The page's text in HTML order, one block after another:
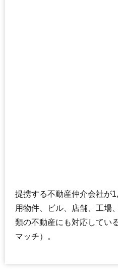
提携する不動産仲介会社が
用物件、ビル、店舗、工場
類の不動産にも対応してい
マッチ）。